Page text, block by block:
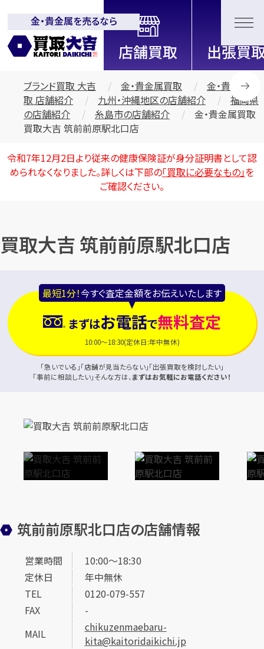
全国2000店舗以上展開中！
信頼と実績の買取専門店「買取大
吉」
金・貴金属を売るなら
ブランド買取 大吉 金・貴金属買取
金・貴金属買
取 店舗紹介
九州・沖縄地区の店舗紹介
福岡県
の店舗紹介
糸島市の店舗紹介
金・貴金属買取
買取大吉 筑前前原駅北口店
令和7年12月2日より従来の健康保険証が身分証明書として認
められなくなりました。詳しくは下部の「買取に必要なもの」を
ご確認ください。
買取大吉 筑前前原駅北口店
最短1分！今すぐ査定金額をお伝えいたします
まずはお電話で無料査定
10:00～18:30(定休日:年中無休)
「急いでいる」「店舗が見当たらない」「出張買取を検討したい」
「事前に相談したい」そんな方は、 まずはお気軽にお電話ください！
筑前前原駅北口店の店舗情報
営業時間
10:00～18:30
定休日
年中無休
TEL
0120-079-557
FAX
-
MAIL
chikuzenmaebaru-
kita@kaitoridaikichi.jp